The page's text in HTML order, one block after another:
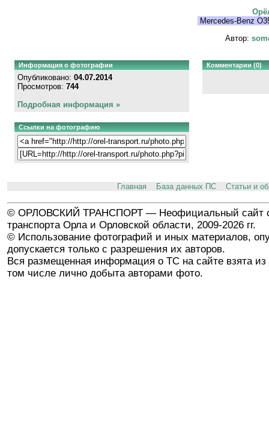
Mercedes-Benz
Автор:
Информация о фотографии
Опубликовано: 04.07.2014
Просмотров: 744
Подробная информация »
Ссылки на фотографию
Комментарии (0)
Главная База данных ПС Статьи и
© ОРЛОВСКИЙ ТРАНСПОРТ — Неофициальный сайт
транспорта Орла и Орловской области, 2009-2026 гг.
© Использование фотографий и иных материалов,
допускается только с разрешения их авторов.
Вся размещенная информация о ТС на сайте взята из
том числе лично добыта авторами фото.